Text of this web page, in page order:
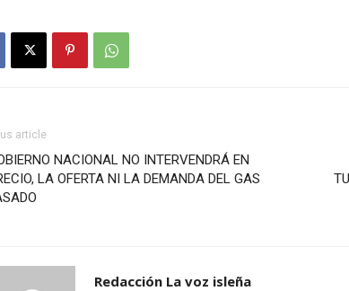
article
NACIONAL NO INTERVENDRÁ EN
LA OFERTA NI LA DEMANDA DEL GAS
Redacción La voz isleña